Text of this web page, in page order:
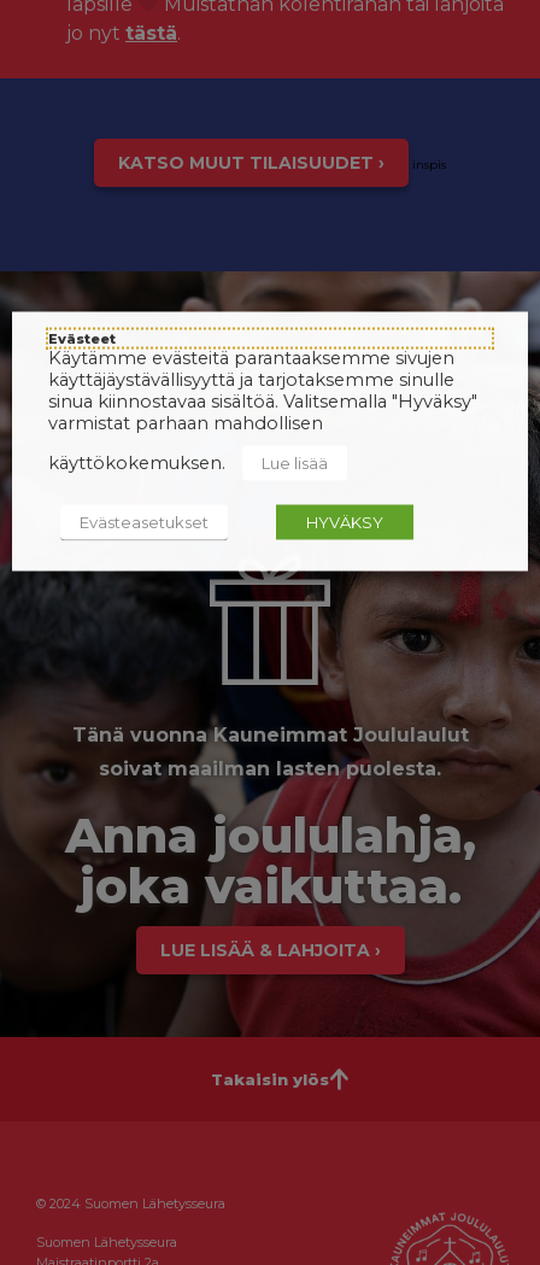
jo nyt tästä.
KATSO MUUT TILAISUUDET › inspis
Tänä vuonna Kauneimmat Joululaulut
soivat maailman lasten puolesta.
Anna joululahja,
joka vaikuttaa.
LUE LISÄÄ & LAHJOITA ›
Takaisin ylös
© 2024 Suomen Lähetysseura
Suomen Lähetysseura
Evästeet
Käytämme evästeitä parantaaksemme sivujen
käyttäjäystävällisyyttä ja tarjotaksemme sinulle
sinua kiinnostavaa sisältöä. Valitsemalla "Hyväksy"
varmistat parhaan mahdollisen
käyttökokemuksen.
Lue lisää
Evästeasetukset HYVÄKSY